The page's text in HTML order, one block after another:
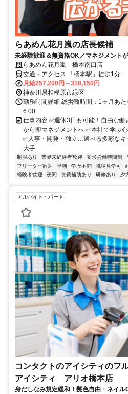
らあめん花月嵐の店長候補
未経験歓迎＆無資格OK／マネジメント
らあめん花月嵐 橋本南口店
交通・アクセス 「橋本駅」徒歩1分
月給257,200円～318,150円
神奈川県相模原市緑区
勤務時間詳細 総労働時間：1ヶ月あ
6:00
仕事内容 ✅週休3日も可能！自由な
から即マネジメントへ ✅本社で学ぶ
✅人事・開発・独立…選べる多彩なキ
大手...
制服あり 業界未経験者歓迎 変形労働時間制
フリーター歓迎
早朝 学歴不問 職場見学可
経験者歓迎
夜間 食費補助あり 研修あり 夕
アルバイト・パート
コンタクトのアイシティのフ
アイシティ アリオ橋本店
身だしなみ規定緩和！髪色自由・ネイ